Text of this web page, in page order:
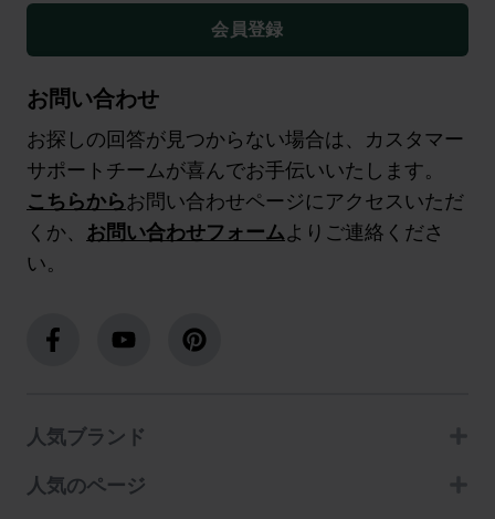
会員登録
お問い合わせ
お探しの回答が見つからない場合は、カスタマー
サポートチームが喜んでお手伝いいたします。
こちらからお問い合わせページにアクセスいただ
くか、 お問い合わせフォームよりご連絡くださ
い。
人気ブランド
人気のページ